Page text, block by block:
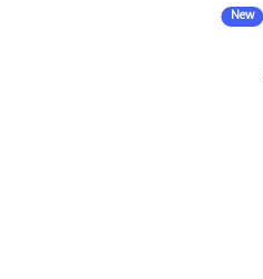
New